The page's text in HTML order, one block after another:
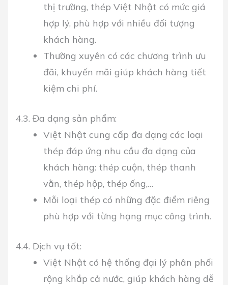
thị trường, thép Việt Nhật có mức giá
hợp lý, phù hợp với nhiều đối tượng
khách hàng.
Thường xuyên có các chương trình ưu
đãi, khuyến mãi giúp khách hàng tiết
kiệm chi phí.
4.3. Đa dạng sản phẩm:
Việt Nhật cung cấp đa dạng các loại
thép đáp ứng nhu cầu đa dạng của
khách hàng: thép cuộn, thép thanh
vằn, thép hộp, thép ống,…
Mỗi loại thép có những đặc điểm riêng
phù hợp với từng hạng mục công trình.
4.4. Dịch vụ tốt:
Việt Nhật có hệ thống đại lý phân phối
rộng khắp cả nước, giúp khách hàng dễ